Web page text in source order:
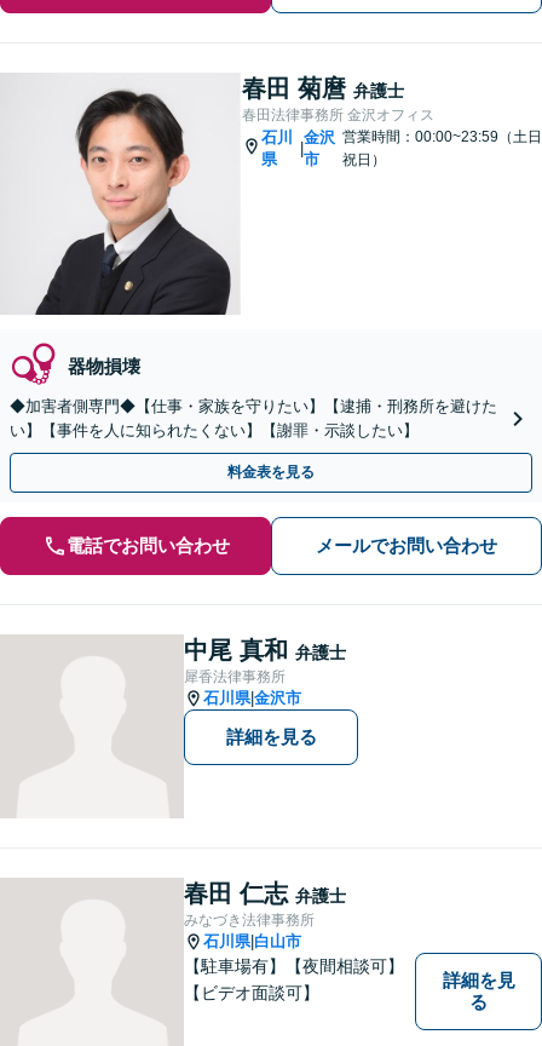
春田 菊麿 弁護士
春田法律事務所 金沢オフィス
石川
県
|
金沢
市
営業時間：00:00~23:59（土日
祝日）
器物損壊
◆加害者側専門◆【仕事・家族を守りたい】【逮捕・刑務所を避けた
い】【事件を人に知られたくない】【謝罪・示談したい】
料金表を見る
電話でお問い合わせ メールでお問い合わせ
中尾 真和 弁護士
犀香法律事務所
石川県|金沢市
詳細を見る
春田 仁志 弁護士
みなづき法律事務所
石川県| 白山市
【駐車場有】【夜間相談可】
【ビデオ面談可】
詳細を見
る